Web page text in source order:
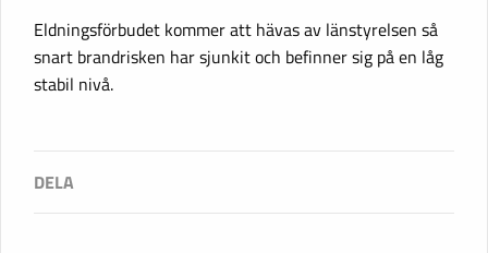
Eldningsförbudet kommer att hävas av länstyrelsen så
snart brandrisken har sjunkit och befinner sig på en låg
stabil nivå.